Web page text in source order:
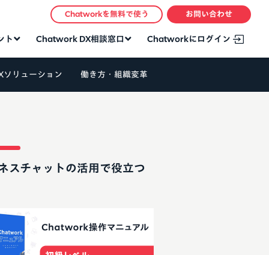
ト Chatwork DX相談窓口 Chatworkにログイン
Chatworkを無料で使う お問い合わせ
ソリューション 働き方・組織変革
スチャットの活用で役立つ